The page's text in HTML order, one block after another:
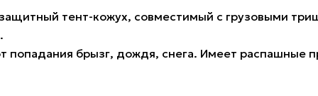
тент-кожух, совместимый с грузовыми
попадания брызг, дождя, снега. Имеет распашные